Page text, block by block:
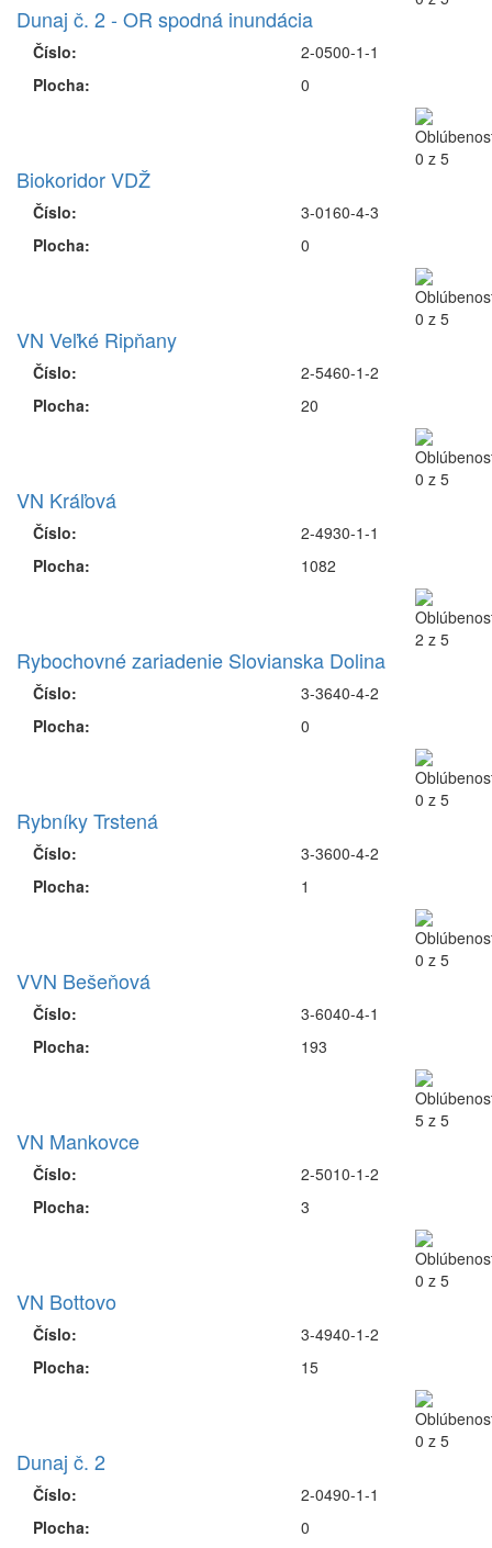
Dunaj č. 2 - OR spodná inundácia
Číslo:
Plocha:
2-0500-1-1
0
Biokoridor VDŽ
Číslo:
Plocha:
3-0160-4-3
0
VN Veľké Ripňany
Číslo:
Plocha:
2-5460-1-2
20
VN Kráľová
Číslo:
Plocha:
2-4930-1-1
1082
Rybochovné zariadenie Slovianska Dolina
Číslo:
Plocha:
3-3640-4-2
0
Rybníky Trstená
Číslo:
Plocha:
3-3600-4-2
1
VVN Bešeňová
Číslo:
Plocha:
3-6040-4-1
193
VN Mankovce
Číslo:
Plocha:
2-5010-1-2
3
VN Bottovo
Číslo:
Plocha:
3-4940-1-2
15
Dunaj č. 2
Číslo:
Plocha:
2-0490-1-1
0